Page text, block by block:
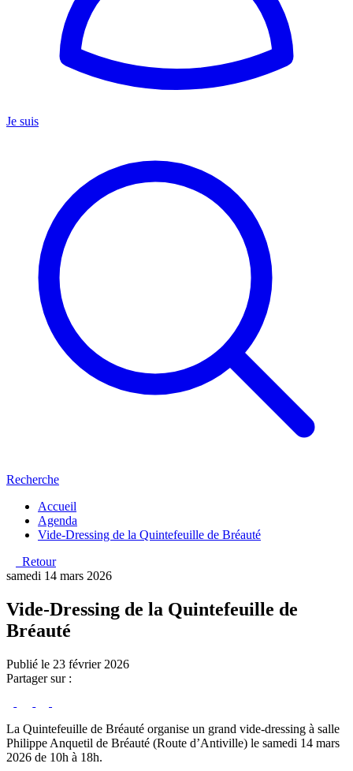
Je suis
Recherche
Accueil
Agenda
Vide-Dressing de la Quintefeuille de Bréauté
Retour
samedi 14 mars 2026
Vide-Dressing de la Quintefeuille de
Bréauté
Publié le 23 février 2026
Partager sur :
La Quintefeuille de Bréauté organise un grand vide-dressing à salle
Philippe Anquetil de Bréauté (Route d’Antiville) le samedi 14 mars
2026 de 10h à 18h.